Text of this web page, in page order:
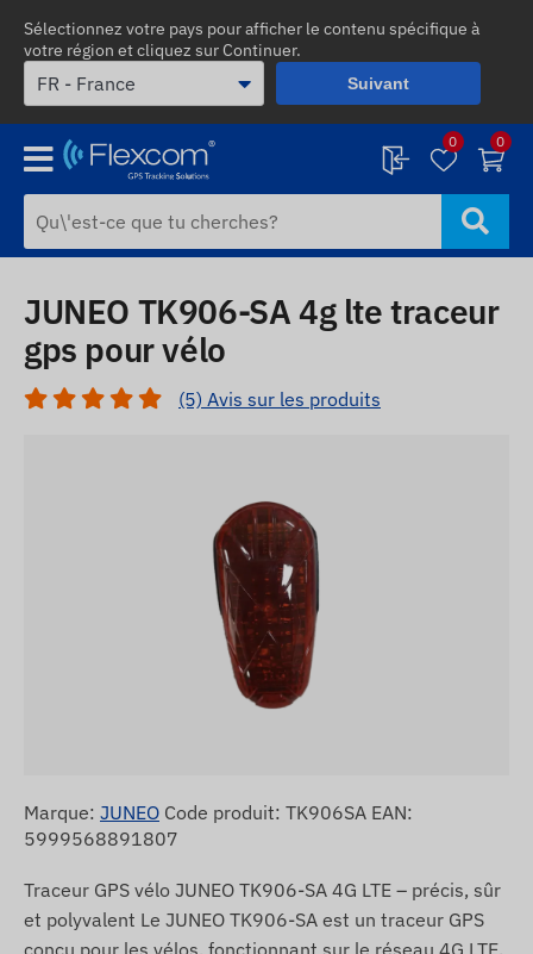
Sélectionnez votre pays pour afficher le contenu spécifique à
votre région et cliquez sur Continuer.
Suivant
0 0
JUNEO TK906-SA 4g lte traceur
gps pour vélo
(5) Avis sur les produits
Marque: JUNEO Code produit: TK906SA EAN:
5999568891807
Traceur GPS vélo JUNEO TK906-SA 4G LTE – précis, sûr
et polyvalent Le JUNEO TK906-SA est un traceur GPS
conçu pour les vélos, fonctionnant sur le réseau 4G LTE.